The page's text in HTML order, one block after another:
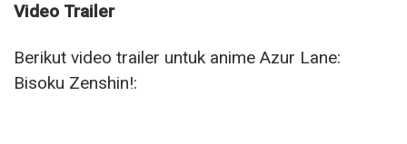
Video Trailer
Berikut video trailer untuk anime Azur Lane:
Bisoku Zenshin!: